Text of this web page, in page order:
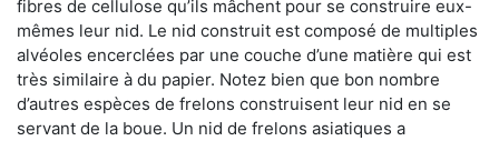
fibres de cellulose qu’ils mâchent pour se construire eux-
mêmes leur nid. Le nid construit est composé de multiples
alvéoles encerclées par une couche d’une matière qui est
très similaire à du papier. Notez bien que bon nombre
d’autres espèces de frelons construisent leur nid en se
servant de la boue. Un nid de frelons asiatiques a